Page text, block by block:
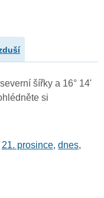
šířky a 16° 14'
si
21. prosince, dnes,